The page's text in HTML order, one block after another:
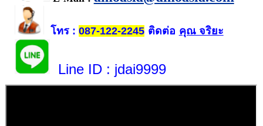
โทร: 087-122-2245ติดต่อ คุณ จริยะ
Line ID : jdai9999